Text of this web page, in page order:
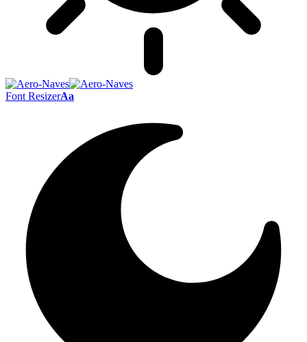
Font ResizerAa